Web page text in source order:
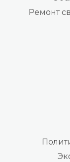
Ремонт